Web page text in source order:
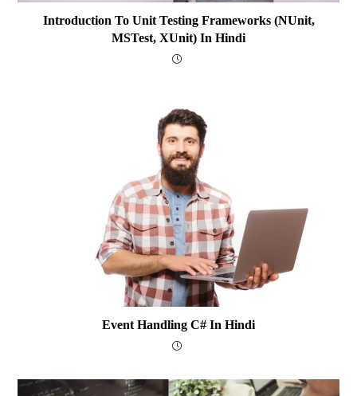
Introduction To Unit Testing Frameworks (NUnit,
MSTest, XUnit) In Hindi
Event Handling C# In Hindi